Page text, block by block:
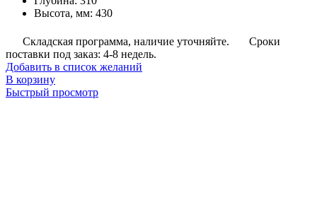
Высота, мм: 430
Складская программа, наличие уточняйте.
Сроки
поставки под заказ: 4-8 недель.
Добавить в список желаний
В корзину
Быстрый просмотр